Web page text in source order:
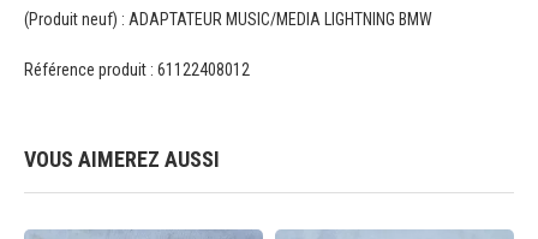
(Produit neuf) : ADAPTATEUR MUSIC/MEDIA LIGHTNING BMW
Référence produit : 61122408012
VOUS AIMEREZ AUSSI